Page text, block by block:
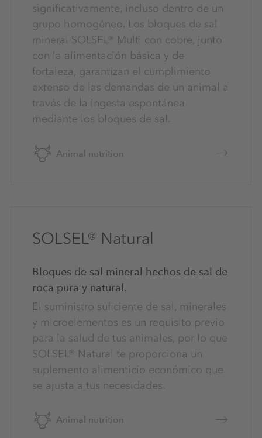
significativamente, incluso dentro de un
grupo homogéneo. Los bloques de sal
mineral SOLSEL® Multi con cobre, junto
con la alimentación básica y de
fortaleza, garantizan el cumplimiento
extenso de las demandas de un animal a
través de la ingesta espontánea
mediante los bloques de sal.
Animal nutrition
SOLSEL® Natural
Bloques de sal mineral hechos de sal de
roca pura y natural.
El suministro suficiente de sal, minerales
y microelementos es un requisito previo
para la salud de tus animales, por lo que
SOLSEL® Natural te proporciona un
suplemento alimenticio económico que
se ajusta a tus necesidades.
Animal nutrition